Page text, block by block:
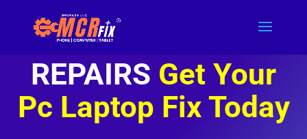
COMPUTER
REPAIRS Get Your
Pc Laptop Fix Today